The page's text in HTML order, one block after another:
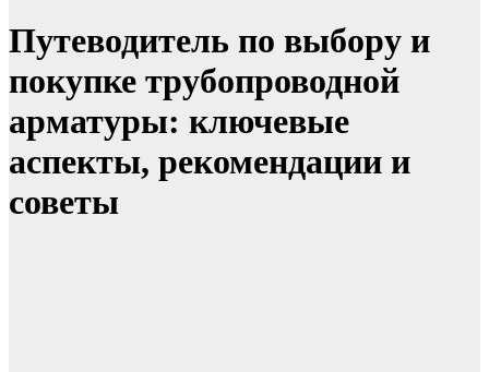
Путеводитель по выбору и
покупке трубопроводной
арматуры: ключевые
аспекты, рекомендации и
советы